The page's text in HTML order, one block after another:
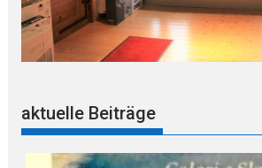
aktuelle Beiträge